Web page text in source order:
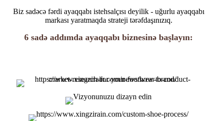
Biz sadəcə fərdi ayaqqabı istehsalçısı deyilik - uğurlu ayaqqabı
markası yaratmaqda strateji tərəfdaşınızıq.
6 sadə addımda ayaqqabı biznesinə başlayın: